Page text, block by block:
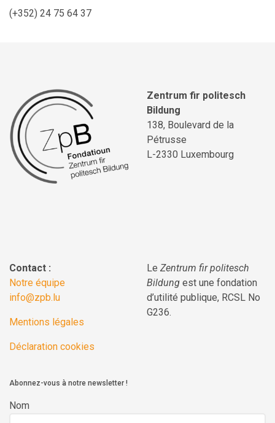
(+352) 24 75 64 37
Zentrum fir politesch
Bildung
138, Boulevard de la
Pétrusse
L-2330 Luxembourg
Contact :
Notre équipe
info@zpb.lu
Mentions légales
Déclaration cookies
Le Zentrum fir politesch
Bildung est une fondation
d’utilité publique, RCSL No
G236.
Abonnez-vous à notre newsletter !
Nom